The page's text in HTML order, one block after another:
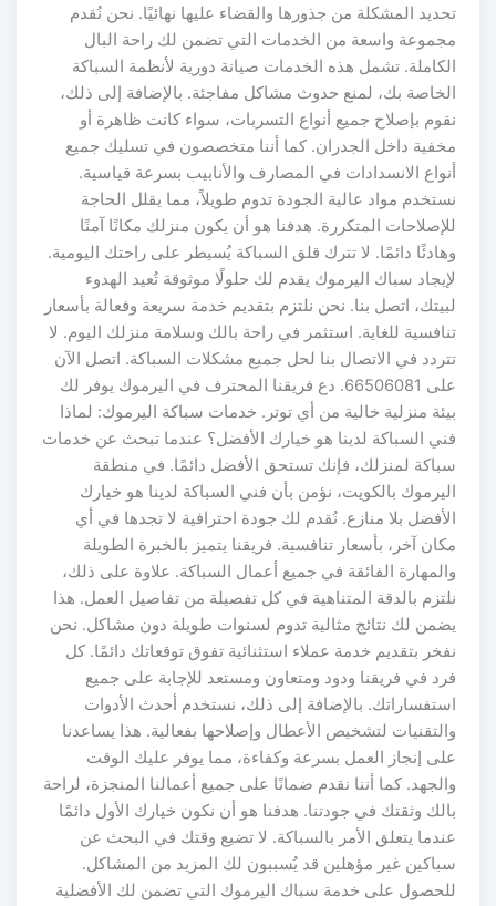
تحديد المشكلة من جذورها والقضاء عليها نهائيًا. نحن نُقدم
مجموعة واسعة من الخدمات التي تضمن لك راحة البال
الكاملة. تشمل هذه الخدمات صيانة دورية لأنظمة السباكة
الخاصة بك، لمنع حدوث مشاكل مفاجئة. بالإضافة إلى ذلك،
نقوم بإصلاح جميع أنواع التسربات، سواء كانت ظاهرة أو
مخفية داخل الجدران. كما أننا متخصصون في تسليك جميع
أنواع الانسدادات في المصارف والأنابيب بسرعة قياسية.
نستخدم مواد عالية الجودة تدوم طويلاً، مما يقلل الحاجة
للإصلاحات المتكررة. هدفنا هو أن يكون منزلك مكانًا آمنًا
وهادئًا دائمًا. لا تترك قلق السباكة يُسيطر على راحتك اليومية.
لإيجاد سباك اليرموك يقدم لك حلولًا موثوقة تُعيد الهدوء
لبيتك، اتصل بنا. نحن نلتزم بتقديم خدمة سريعة وفعالة بأسعار
تنافسية للغاية. استثمر في راحة بالك وسلامة منزلك اليوم. لا
تتردد في الاتصال بنا لحل جميع مشكلات السباكة. اتصل الآن
على 66506081. دع فريقنا المحترف في اليرموك يوفر لك
بيئة منزلية خالية من أي توتر. خدمات سباكة اليرموك: لماذا
فني السباكة لدينا هو خيارك الأفضل؟ عندما تبحث عن خدمات
سباكة لمنزلك، فإنك تستحق الأفضل دائمًا. في منطقة
اليرموك بالكويت، نؤمن بأن فني السباكة لدينا هو خيارك
الأفضل بلا منازع. نُقدم لك جودة احترافية لا تجدها في أي
مكان آخر، بأسعار تنافسية. فريقنا يتميز بالخبرة الطويلة
والمهارة الفائقة في جميع أعمال السباكة. علاوة على ذلك،
نلتزم بالدقة المتناهية في كل تفصيلة من تفاصيل العمل. هذا
يضمن لك نتائج مثالية تدوم لسنوات طويلة دون مشاكل. نحن
نفخر بتقديم خدمة عملاء استثنائية تفوق توقعاتك دائمًا. كل
فرد في فريقنا ودود ومتعاون ومستعد للإجابة على جميع
استفساراتك. بالإضافة إلى ذلك، نستخدم أحدث الأدوات
والتقنيات لتشخيص الأعطال وإصلاحها بفعالية. هذا يساعدنا
على إنجاز العمل بسرعة وكفاءة، مما يوفر عليك الوقت
والجهد. كما أننا نقدم ضمانًا على جميع أعمالنا المنجزة، لراحة
بالك وثقتك في جودتنا. هدفنا هو أن نكون خيارك الأول دائمًا
عندما يتعلق الأمر بالسباكة. لا تضيع وقتك في البحث عن
سباكين غير مؤهلين قد يُسببون لك المزيد من المشاكل.
للحصول على خدمة سباك اليرموك التي تضمن لك الأفضلية